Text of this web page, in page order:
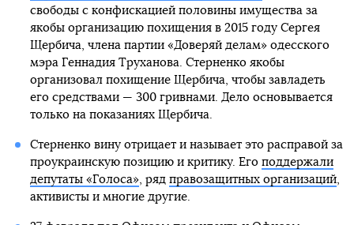
свободы с конфискацией половины имущества за
якобы организацию похищения в 2015 году Сергея
Щербича, члена партии «Доверяй делам» одесского
мэра Геннадия Труханова. Стерненко якобы
организовал похищение Щербича, чтобы завладеть
его средствами — 300 гривнами. Дело основывается
только на показаниях Щербича.
Стерненко вину отрицает и называет это расправой за
проукраинскую позицию и критику. Его поддержали
депутаты «Голоса», ряд правозащитных организаций,
активисты и многие другие.